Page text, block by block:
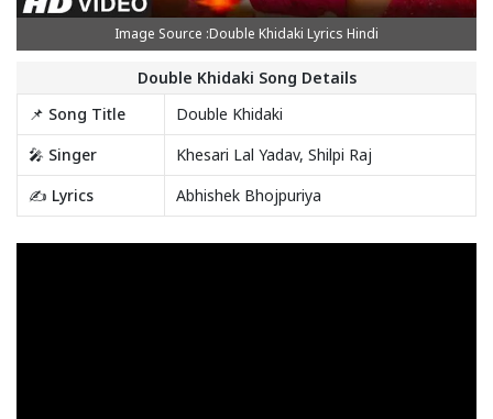
Image Source :Double Khidaki Lyrics Hindi
Double Khidaki Song Details
📌 Song Title
Double Khidaki
🎤 Singer
Khesari Lal Yadav, Shilpi Raj
✍️ Lyrics
Abhishek Bhojpuriya